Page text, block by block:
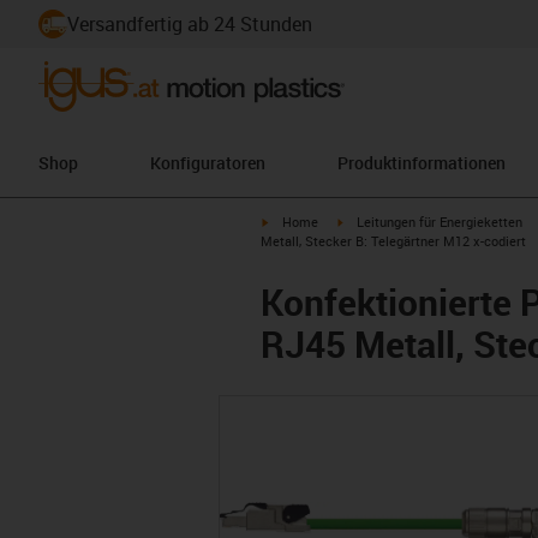
Versandfertig ab 24 Stunden
Shop Konfiguratoren Produktinformationen
igus-icon-arrow-right
Home igus-icon-arrow-right
Leitungen für Energieketten
Metall, Stecker B: Telegärtner M12 x-codiert
Konfektionierte
RJ45 Metall,